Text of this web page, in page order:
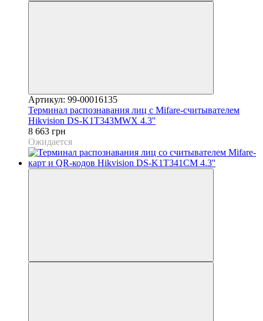
Артикул: 99-00016135
Терминал распознавания лиц с Mifare-считывателем
Hikvision DS-K1T343MWX 4.3''
8 663 грн
Ожидается